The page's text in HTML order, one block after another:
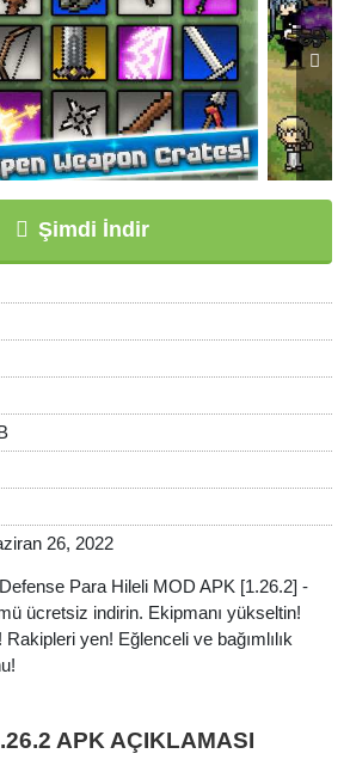
Şimdi İndir
26, 2022
Para Hileli MOD APK [1.26.2] -
ücretsiz indirin. Ekipmanı yükseltin!
Rakipleri yen! Eğlenceli ve bağımlılık
APK AÇIKLAMASI